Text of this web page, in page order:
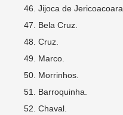
Jijoca de Jericoacoara.
Bela Cruz.
Cruz.
Marco.
Morrinhos.
Barroquinha.
Chaval.